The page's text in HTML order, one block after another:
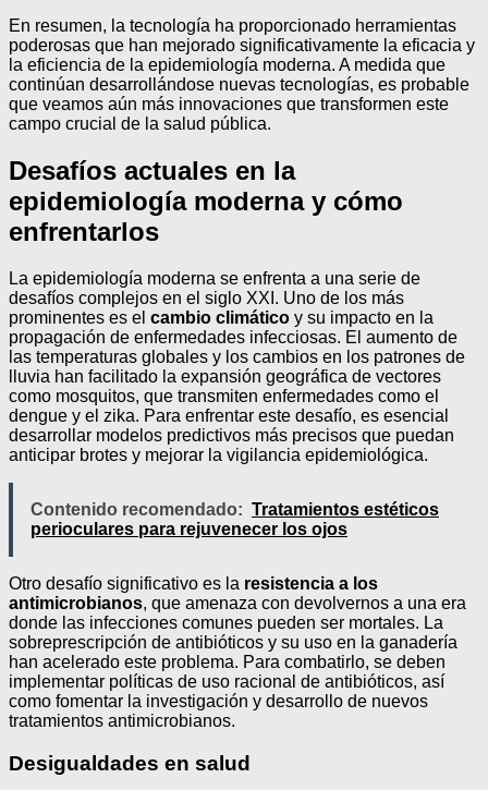
En resumen, la tecnología ha proporcionado herramientas
poderosas que han mejorado significativamente la eficacia y
la eficiencia de la epidemiología moderna. A medida que
continúan desarrollándose nuevas tecnologías, es probable
que veamos aún más innovaciones que transformen este
campo crucial de la salud pública.
Desafíos actuales en la
epidemiología moderna y cómo
enfrentarlos
La epidemiología moderna se enfrenta a una serie de
desafíos complejos en el siglo XXI. Uno de los más
prominentes es el cambio climático y su impacto en la
propagación de enfermedades infecciosas. El aumento de
las temperaturas globales y los cambios en los patrones de
lluvia han facilitado la expansión geográfica de vectores
como mosquitos, que transmiten enfermedades como el
dengue y el zika. Para enfrentar este desafío, es esencial
desarrollar modelos predictivos más precisos que puedan
anticipar brotes y mejorar la vigilancia epidemiológica.
Contenido recomendado: Tratamientos estéticos
perioculares para rejuvenecer los ojos
Otro desafío significativo es la resistencia a los
antimicrobianos, que amenaza con devolvernos a una era
donde las infecciones comunes pueden ser mortales. La
sobreprescripción de antibióticos y su uso en la ganadería
han acelerado este problema. Para combatirlo, se deben
implementar políticas de uso racional de antibióticos, así
como fomentar la investigación y desarrollo de nuevos
tratamientos antimicrobianos.
Desigualdades en salud